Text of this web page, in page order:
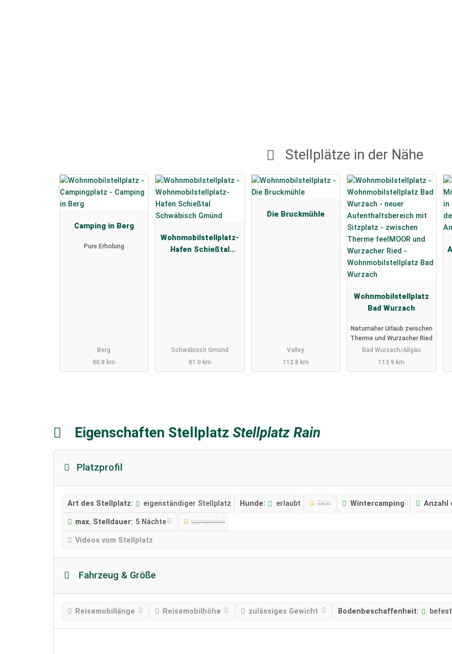
Stellplätze in der Nähe
Camping in Berg
Pure Erholung
Berg
80.8 km
Wohnmobilstellplatz-
Hafen Schießtal
Schwäbisch Gmünd
81.0 km
Die Bruckmühle
Valley
112.8 km
Wohnmobilstellplatz
Bad Wurzach
Naturnaher Urlaub zwischen
Therme und Wurzacher Ried
Bad Wurzach/Allgäu
113.9 km
Eigenschaften StellplatzStellplatz Rain
Platzprofil
Art des Stellplatz: eigenständiger Stellplatz Hunde: erlaubt FKK Wintercamping Anzahl
max. Stelldauer: 5 Nächte barrierefrei
Videos vom Stellplatz
Fahrzeug & Größe
Reisemobillänge Reisemobilhöhe zulässiges Gewicht Bodenbeschaffenheit: